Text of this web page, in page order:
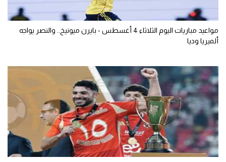
مواعيد مباريات اليوم الثلاثاء 4 أغسطس - بايرن ميونيخ.. والنصر يواجه
ألميريا وديا